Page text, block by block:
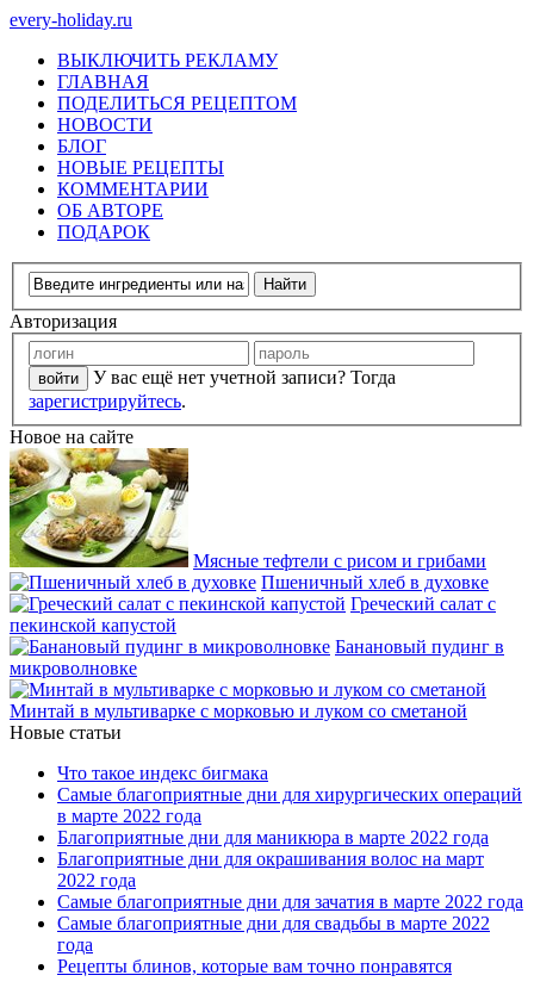
every-holiday.ru
ВЫКЛЮЧИТЬ РЕКЛАМУ
ГЛАВНАЯ
ПОДЕЛИТЬСЯ РЕЦЕПТОМ
НОВОСТИ
БЛОГ
НОВЫЕ РЕЦЕПТЫ
КОММЕНТАРИИ
ОБ АВТОРЕ
ПОДАРОК
Авторизация
У вас ещё нет учетной записи? Тогда
зарегистрируйтесь.
Новое на сайте
Мясные тефтели с рисом и грибами
Пшеничный хлеб в духовке
Греческий салат с
пекинской капустой
Банановый пудинг в
микроволновке
Минтай в мультиварке с морковью и луком со сметаной
Новые статьи
Что такое индекс бигмака
Самые благоприятные дни для хирургических операций
в марте 2022 года
Благоприятные дни для маникюра в марте 2022 года
Благоприятные дни для окрашивания волос на март
2022 года
Самые благоприятные дни для зачатия в марте 2022 года
Самые благоприятные дни для свадьбы в марте 2022
года
Рецепты блинов, которые вам точно понравятся